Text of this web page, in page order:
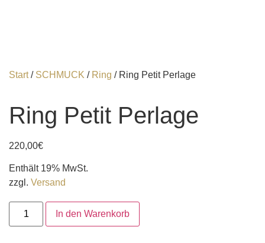
Start/ SCHMUCK / Ring / Ring Petit Perlage
Ring Petit Perlage
220,00€
Enthält 19% MwSt.
zzgl. Versand
In den Warenkorb